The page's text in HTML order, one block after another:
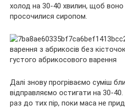
холод на 30-40 хвилин, щоб воно
просочилися сиропом.
Далі знову прогріваємо суміш
відправляємо остигати на 30-
раз до тих пір, поки маса не